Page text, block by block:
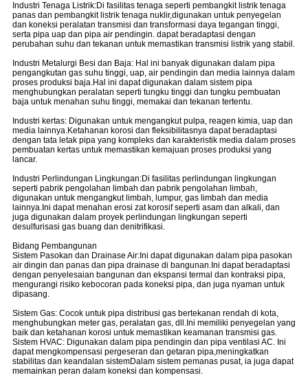
Industri Tenaga Listrik:Di fasilitas tenaga seperti pembangkit listrik tenaga
panas dan pembangkit listrik tenaga nuklir,digunakan untuk penyegelan
dan koneksi peralatan transmisi dan transformasi daya tegangan tinggi,
serta pipa uap dan pipa air pendingin. dapat beradaptasi dengan
perubahan suhu dan tekanan untuk memastikan transmisi listrik yang stabil.
Industri Metalurgi Besi dan Baja: Hal ini banyak digunakan dalam pipa
pengangkutan gas suhu tinggi, uap, air pendingin dan media lainnya dalam
proses produksi baja.Hal ini dapat digunakan dalam sistem pipa
menghubungkan peralatan seperti tungku tinggi dan tungku pembuatan
baja untuk menahan suhu tinggi, memakai dan tekanan tertentu.
Industri kertas: Digunakan untuk mengangkut pulpa, reagen kimia, uap dan
media lainnya.Ketahanan korosi dan fleksibilitasnya dapat beradaptasi
dengan tata letak pipa yang kompleks dan karakteristik media dalam proses
pembuatan kertas untuk memastikan kemajuan proses produksi yang
lancar.
Industri Perlindungan Lingkungan:Di fasilitas perlindungan lingkungan
seperti pabrik pengolahan limbah dan pabrik pengolahan limbah,
digunakan untuk mengangkut limbah, lumpur, gas limbah dan media
lainnya.Ini dapat menahan erosi zat korosif seperti asam dan alkali, dan
juga digunakan dalam proyek perlindungan lingkungan seperti
desulfurisasi gas buang dan denitrifikasi.
Bidang Pembangunan
Sistem Pasokan dan Drainase Air:Ini dapat digunakan dalam pipa pasokan
air dingin dan panas dan pipa drainase di bangunan.Ini dapat beradaptasi
dengan penyelesaian bangunan dan ekspansi termal dan kontraksi pipa,
mengurangi risiko kebocoran pada koneksi pipa, dan juga nyaman untuk
dipasang.
Sistem Gas: Cocok untuk pipa distribusi gas bertekanan rendah di kota,
menghubungkan meter gas, peralatan gas, dll.Ini memiliki penyegelan yang
baik dan ketahanan korosi untuk memastikan keamanan transmisi gas.
Sistem HVAC: Digunakan dalam pipa pendingin dan pipa ventilasi AC. Ini
dapat mengkompensasi pergeseran dan getaran pipa,meningkatkan
stabilitas dan keandalan sistemDalam sistem pemanas pusat, ia juga dapat
memainkan peran dalam koneksi dan kompensasi.